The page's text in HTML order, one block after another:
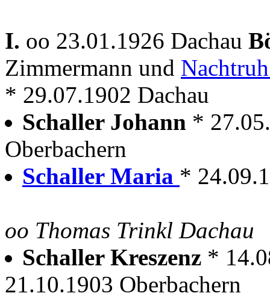
I. oo 23.01.1926 Dachau
Zimmermann und
* 29.07.1902 Dachau
Schaller Johann *
Oberbachern
Schaller Maria *
oo Thomas Trinkl Dachau
Schaller Kreszenz *
21.10.1903 Oberbachern